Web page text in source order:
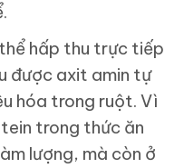
hấp thu trực tiếp
được axit amin tự
hóa trong ruột. Vì
trong thức ăn
lượng, mà còn ở